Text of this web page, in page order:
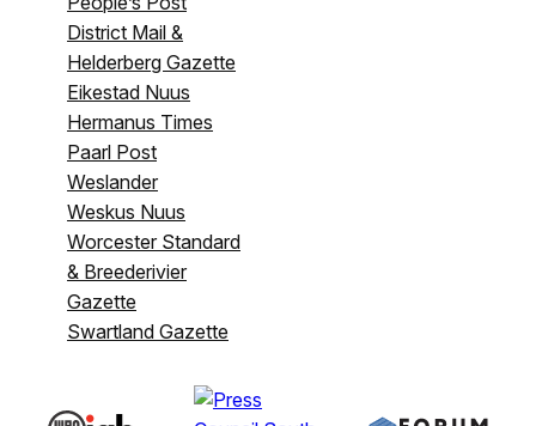
District Mail &
Helderberg Gazette
Eikestad Nuus
Hermanus Times
Paarl Post
Weslander
Weskus Nuus
Worcester Standard
& Breederivier
Gazette
Swartland Gazette